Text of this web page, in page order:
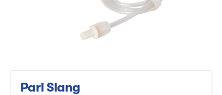
Pari Slang